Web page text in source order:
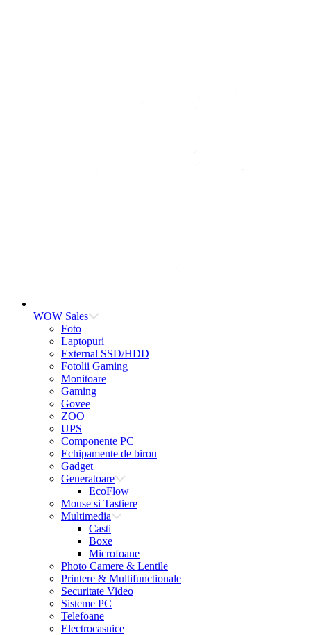
WOW Sales
Foto
Laptopuri
External SSD/HDD
Fotolii Gaming
Monitoare
Gaming
Govee
ZOO
UPS
Componente PC
Echipamente de birou
Gadget
Generatoare
EcoFlow
Mouse si Tastiere
Multimedia
Casti
Boxe
Microfoane
Photo Camere & Lentile
Printere & Multifunctionale
Securitate Video
Sisteme PC
Telefoane
Electrocasnice